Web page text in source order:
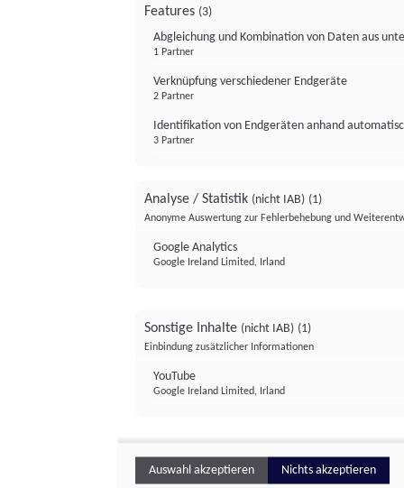
Features (3)
Abgleichung und Kombination von Daten aus
1 Partner
Verknüpfung verschiedener Endgeräte
2 Partner
Identifikation von Endgeräten anhand
3 Partner
Analyse / Statistik (nicht IAB) (1)
Anonyme Auswertung zur Fehlerbehebung und
Google Analytics
Google Ireland Limited, Irland
Sonstige Inhalte (nicht IAB) (1)
Einbindung zusätzlicher Informationen
YouTube
Google Ireland Limited, Irland
Auswahl akzeptieren Nichts akzeptieren